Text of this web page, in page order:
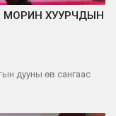
МОРИН ХУУРЧДЫН
дууны өв сангаас